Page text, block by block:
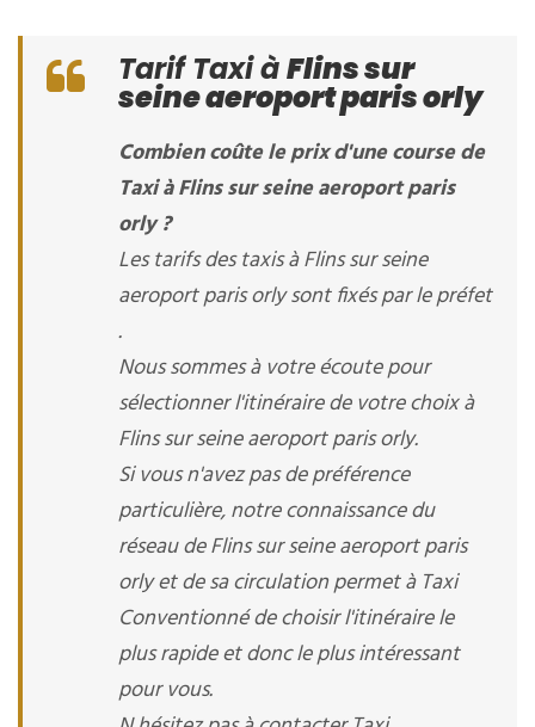
Tarif Taxi àFlins sur
seine aeroport paris orly
Combien coûte le prix d'une course de
Taxi à Flins sur seine aeroport paris
orly ?
Les tarifs des taxis à Flins sur seine
aeroport paris orly sont fixés par le préfet
.
Nous sommes à votre écoute pour
sélectionner l'itinéraire de votre choix à
Flins sur seine aeroport paris orly.
Si vous n'avez pas de préférence
particulière, notre connaissance du
réseau de Flins sur seine aeroport paris
orly et de sa circulation permet à Taxi
Conventionné de choisir l'itinéraire le
plus rapide et donc le plus intéressant
pour vous.